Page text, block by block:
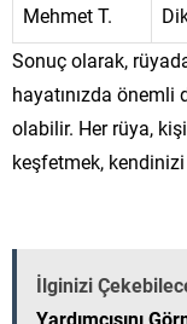
Mehmet T.
Sonuç olarak,
hayatınızda
olabilir. Her rüya,
keşfetmek,
İlginizi
Yardımcısını